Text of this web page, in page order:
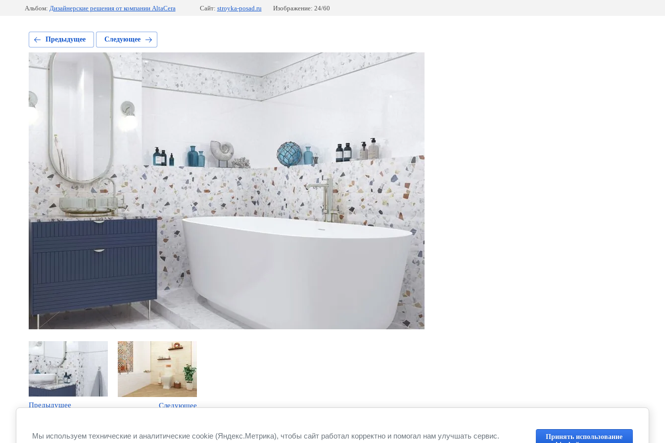
Альбом: Дизайнерские решения от компании AltaCera Сайт: stroyka-posad.ru Изображение: 24/60
Предыдущее Следующее
Предыдущее Следующее
Мы используем технические и аналитические cookie (Яндекс.Метрика), чтобы сайт работал корректно и помогал нам улучшать сервис.
Принять использование